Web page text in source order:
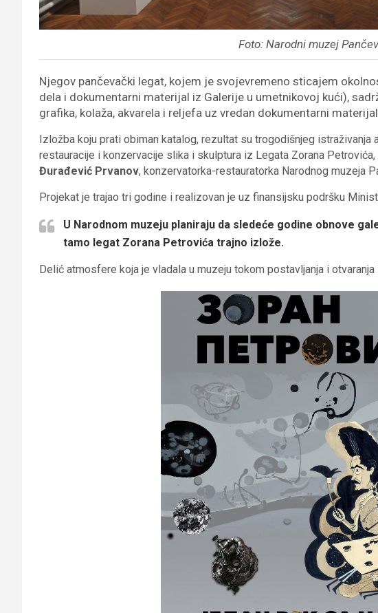
Foto: Narodni muzej
Njegov pančevački legat, kojem je svojevremeno sticajem
dela i dokumentarni materijal iz Galerije u umetnikovoj kući),
grafika, kolaža, akvarela i reljefa uz vredan dokumentarni
Izložba koju prati obiman katalog, rezultat su trogodišnjeg istraživanja
restauracije i konzervacije slika i skulptura iz Legata Zorana
Đurađević Prvanov, konzervatorka-restauratorka Narodnog muzeja
Projekat je trajao tri godine i realizovan je uz finansijsku podršku
U Narodnom muzeju planiraju da sledeće godine obnove
tamo legat Zorana Petrovića trajno izlože.
Delić atmosfere koja je vladala u muzeju tokom postavljanja i